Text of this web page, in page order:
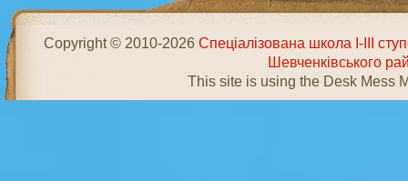
Copyright © 2010-2026Спеціалізована школа І-ІІІ
Шевченківського
This site is using the Desk Mess